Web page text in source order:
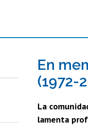
En
(1972-
La
lamenta